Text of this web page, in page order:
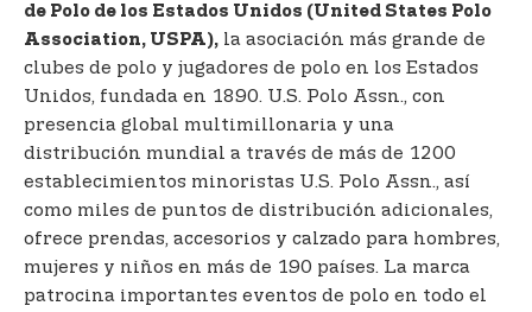
de Polo de los Estados Unidos (United States Polo
Association, USPA), la asociación más grande de
clubes de polo y jugadores de polo en los Estados
Unidos, fundada en 1890. U.S. Polo Assn., con
presencia global multimillonaria y una
distribución mundial a través de más de 1200
establecimientos minoristas U.S. Polo Assn., así
como miles de puntos de distribución adicionales,
ofrece prendas, accesorios y calzado para hombres,
mujeres y niños en más de 190 países. La marca
patrocina importantes eventos de polo en todo el